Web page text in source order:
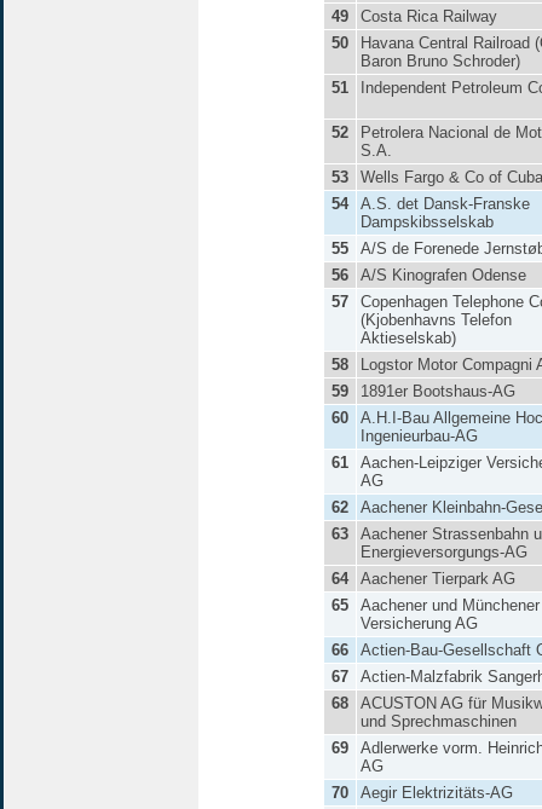
49
Costa Rica Railway
50
Havana Central Railroad
Baron Bruno Schroder)
51
Independent Petroleum
52
Petrolera Nacional de
S.A.
53
Wells Fargo & Co of Cuba
54
A.S. det Dansk-Franske
Dampskibsselskab
55
A/S de Forenede
56
A/S Kinografen Odense
57
Copenhagen Telephone
(Kjobenhavns Telefon
Aktieselskab)
58
Logstor Motor Compagni
59
1891er Bootshaus-AG
60
A.H.I-Bau Allgemeine
Ingenieurbau-AG
61
Aachen-Leipziger
AG
62
Aachener Kleinbahn-
63
Aachener Strassenbahn
Energieversorgungs-AG
64
Aachener Tierpark AG
65
Aachener und Münchener
Versicherung AG
66
Actien-Bau-Gesellschaft
67
Actien-Malzfabrik
68
ACUSTON AG für
und Sprechmaschinen
69
Adlerwerke vorm.
AG
70
Aegir Elektrizitäts-AG